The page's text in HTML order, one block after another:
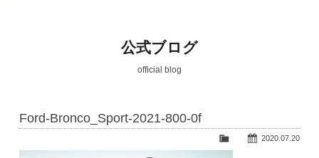
新車情報
在庫車情報
ファクトリー
会社紹介
公式ブログ
official blog
Ford-Bronco_Sport-2021-800-0f
2020.07.20